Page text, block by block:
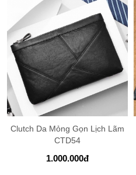
Clutch Da Mỏng Gọn Lịch Lãm
CTD54
1.000.000đ